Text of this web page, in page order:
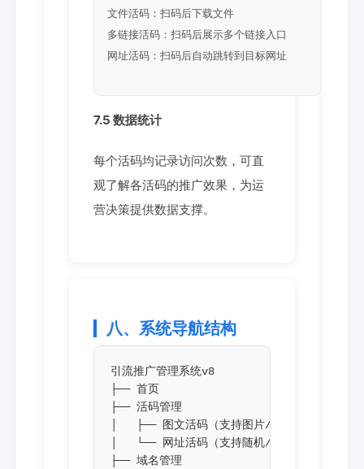
文件活码：扫码后下载文件
多链接活码：扫码后展示多个链接入口
网址活码：扫码后自动跳转到目标网址
7.5 数据统计
每个活码均记录访问次数，可直
观了解各活码的推广效果，为运
营决策提供数据支撑。
八、系统导航结构
引流推广管理系统v8
├── 首页
├── 活码管理
│   ├── 图文活码（支持图片/文本/文件/多链接
│   └── 网址活码（支持随机/顺序/阀值跳转，
├── 域名管理